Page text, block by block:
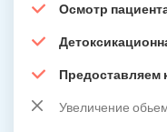
Осмотр
Предоставляем
Увеличение